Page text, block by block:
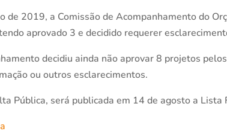
de 2019, a Comissão de Acompanhamento do
aprovado 3 e decidido requerer
decidiu ainda não aprovar 8 projetos
ou outros esclarecimentos.
Pública, será publicada em 14 de agosto a Lista